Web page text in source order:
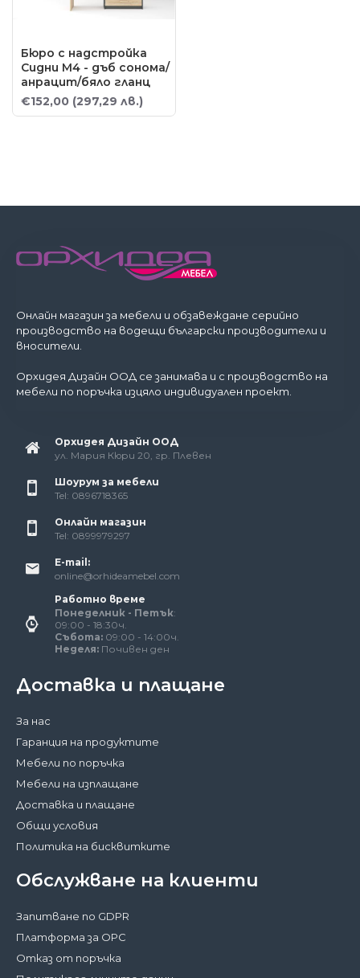
Бюро с надстройка
Сидни М4 - дъб сонома/
анрацит/бяло гланц
€152,00 (297,29 лв.)
Онлайн магазин за мебели и обзавеждане серийно
производство на водещи български производители и
вносители.
Орхидея Дизайн ООД се занимава и с производство на
мебели по поръчка изцяло индивидуален проект.
Орхидея Дизайн ООД
ул. Мария Кюри 20, гр. Плевен
Шоурум за мебели
Tel: 0896718365
Онлайн магазин
Tel: 0899979297
E-mail:
online@orhideamebel.com
Работно време
Понеделник - Петък:
09:00 - 18:30ч.
Събота: 09:00 - 14:00ч.
Неделя: Почивен ден
Доставка и плащане
За нас
Гаранция на продуктите
Мебели по поръчка
Мебели на изплащане
Доставка и плащане
Общи условия
Политика на бисквитките
Обслужване на клиенти
Запитване по GDPR
Платформа за ОРС
Отказ от поръчка